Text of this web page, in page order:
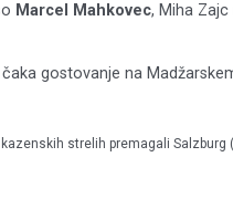
Marcel Mahkovec, Miha Zajc
gostovanje na
strelih premagali Salzburg